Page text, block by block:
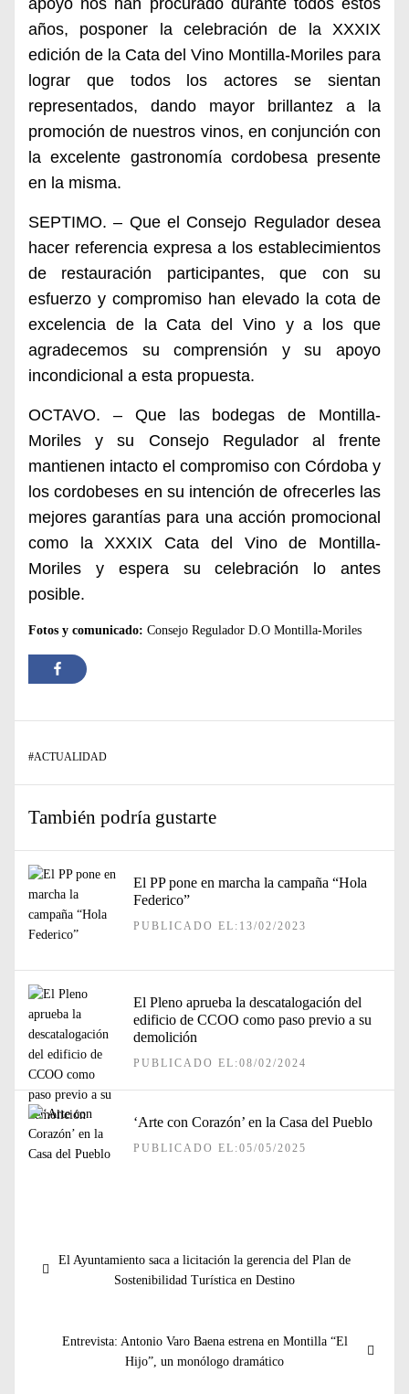
apoyo nos han procurado durante todos estos
años, posponer la celebración de la XXXIX
edición de la Cata del Vino Montilla-Moriles para
lograr que todos los actores se sientan
representados, dando mayor brillantez a la
promoción de nuestros vinos, en conjunción con
la excelente gastronomía cordobesa presente
en la misma.
SEPTIMO. – Que el Consejo Regulador desea
hacer referencia expresa a los establecimientos
de restauración participantes, que con su
esfuerzo y compromiso han elevado la cota de
excelencia de la Cata del Vino y a los que
agradecemos su comprensión y su apoyo
incondicional a esta propuesta.
OCTAVO. – Que las bodegas de Montilla-
Moriles y su Consejo Regulador al frente
mantienen intacto el compromiso con Córdoba y
los cordobeses en su intención de ofrecerles las
mejores garantías para una acción promocional
como la XXXIX Cata del Vino de Montilla-
Moriles y espera su celebración lo antes
posible.
Fotos y comunicado: Consejo Regulador D.O Montilla-Moriles
#ACTUALIDAD
También podría gustarte
El PP pone en marcha la campaña “Hola
Federico”
PUBLICADO EL:13/02/2023
El Pleno aprueba la descatalogación del
edificio de CCOO como paso previo a su
demolición
PUBLICADO EL:08/02/2024
‘Arte con Corazón’ en la Casa del Pueblo
PUBLICADO EL:05/05/2025
de
Entrada
El Ayuntamiento saca a licitación la gerencia del Plan de
Sostenibilidad Turística en Destino
Entrada
Entrevista: Antonio Varo Baena estrena en Montilla “El
Hijo”, un monólogo dramático